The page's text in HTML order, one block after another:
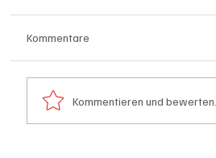
Kommentare
Kommentieren und bewerten...